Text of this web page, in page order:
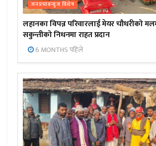
जनप्रभाबन्युज विशेष
लहानका विपन्न परिवारलाई मेयर चौधरीको
सकुन्तीको निधनमा राहत प्रदान
6 MONTHS पहिले